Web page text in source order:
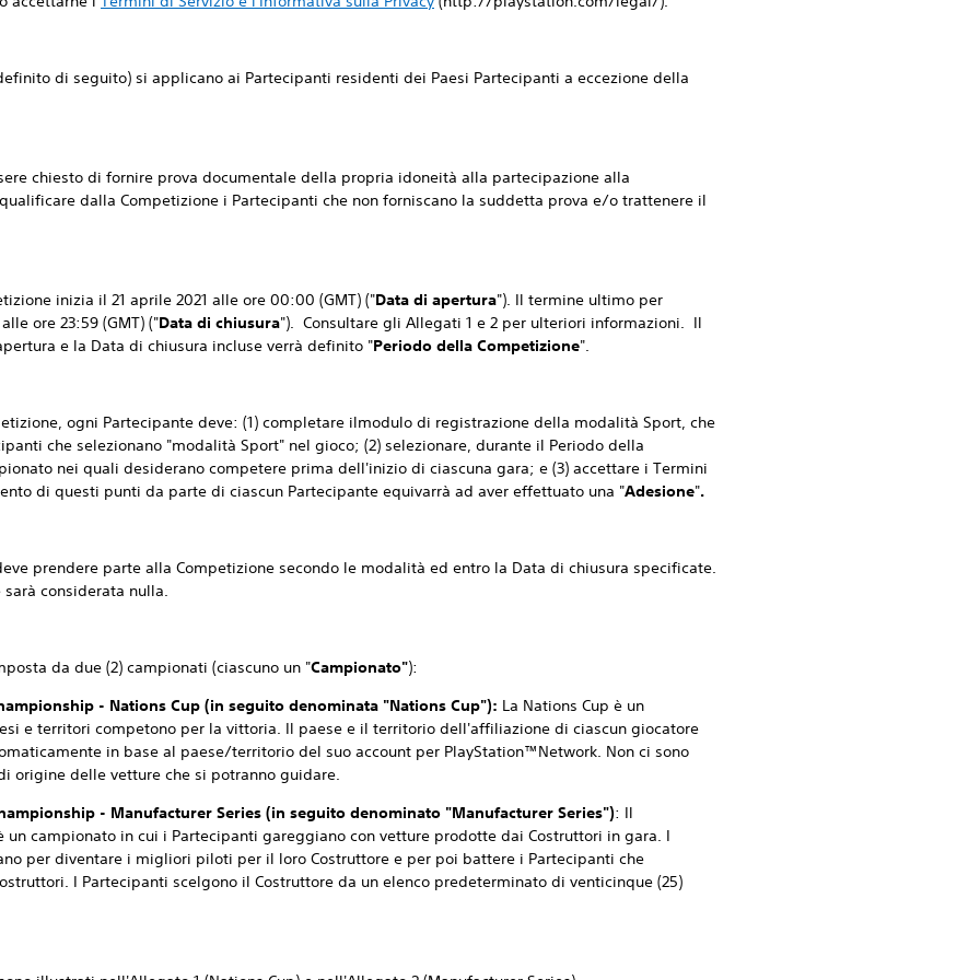
seguito) si applicano ai Partecipanti residenti dei Paesi Partecipanti a eccezione della
di fornire prova documentale della propria idoneità alla partecipazione alla
dalla Competizione i Partecipanti che non forniscano la suddetta prova e/o trattenere il
inizia il 21 aprile 2021 alle ore 00:00 (GMT) ("Data di apertura"). Il termine ultimo per
ore 23:59 (GMT) ("Data di chiusura"). Consultare gli Allegati 1 e 2 per ulteriori informazioni. Il
e la Data di chiusura incluse verrà definito "Periodo della Competizione".
ogni Partecipante deve: (1) completare ilmodulo di registrazione della modalità Sport, che
che selezionano "modalità Sport" nel gioco; (2) selezionare, durante il Periodo della
nei quali desiderano competere prima dell'inizio di ciascuna gara; e (3) accettare i Termini
di questi punti da parte di ciascun Partecipante equivarrà ad aver effettuato una "Adesione".
parte alla Competizione secondo le modalità ed entro la Data di chiusura specificate.
considerata nulla.
da due (2) campionati (ciascuno un "Campionato"):
- Nations Cup (in seguito denominata "Nations Cup"): La Nations Cup è un
e territori competono per la vittoria. Il paese e il territorio dell'affiliazione di ciascun giocatore
in base al paese/territorio del suo account per PlayStation™Network. Non ci sono
origine delle vetture che si potranno guidare.
- Manufacturer Series (in seguito denominato "Manufacturer Series"): Il
un campionato in cui i Partecipanti gareggiano con vetture prodotte dai Costruttori in gara. I
per diventare i migliori piloti per il loro Costruttore e per poi battere i Partecipanti che
I Partecipanti scelgono il Costruttore da un elenco predeterminato di venticinque (25)